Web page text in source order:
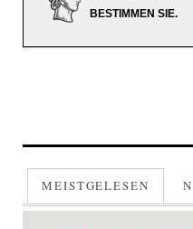
BESTIMMEN SIE.
MEISTGELESEN